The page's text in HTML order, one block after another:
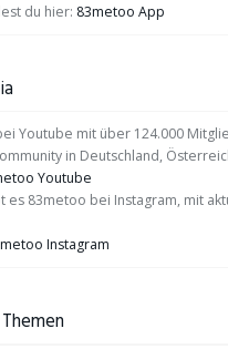
du hier: 83metoo App
Youtube mit über 124.000
in Deutschland,
Youtube
es 83metoo bei Instagram, mit
Instagram